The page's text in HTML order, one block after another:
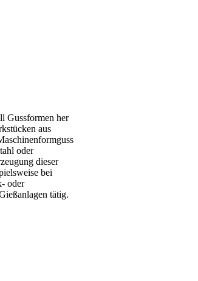
Gussformen her
aus
oder
dieser
bei
oder
tätig.